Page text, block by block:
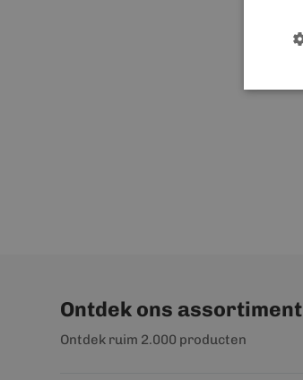
Ontdek ons assortiment
Ontdek ruim 2.000 producten